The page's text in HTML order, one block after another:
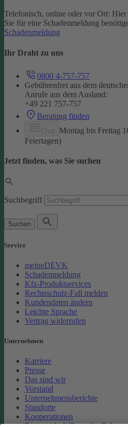
Telefonisch, online oder vor Ort:
Sie für eine Schadenmeldung
Schadenmeldung
Ihr Draht zu uns
0800 4-757-757
Gebührenfrei aus dem
Anrufe aus dem Ausland:
+49 221 757-757
Beratung finden
Montag bis Freitag
Feiertagen)
Jetzt finden, was Sie suchen
Suchbegriff
Suchen
Service
meineDEVK
Schadenmeldung
Kfz-Produktservices
Rechtsschutz-Fall melden
Kundendaten ändern
Leichte Sprache
Vertrag widerrufen
Unternehmen
Karriere
Presse
Das sind wir
Vorstand
Unternehmensberichte
Standorte
Kooperationen